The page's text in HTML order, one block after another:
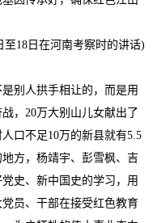
至18日在河南考察时的讲话)
别人拱手相让的，而是用
，20万大别山儿女献出了
口不足10万的新县就有5.5
方，杨靖宇、彭雪枫、吉
史、新中国史的学习，用
员、干部在接受红色教育